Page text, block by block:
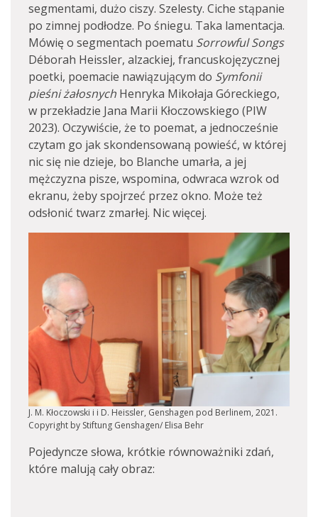
segmentami, dużo ciszy. Szelesty. Ciche stąpanie
po zimnej podłodze. Po śniegu. Taka lamentacja.
Mówię o segmentach poematu Sorrowful Songs
Déborah Heissler, alzackiej, francuskojęzycznej
poetki, poemacie nawiązującym do Symfonii
pieśni żałosnych Henryka Mikołaja Góreckiego,
w przekładzie Jana Marii Kłoczowskiego (PIW
2023). Oczywiście, że to poemat, a jednocześnie
czytam go jak skondensowaną powieść, w której
nic się nie dzieje, bo Blanche umarła, a jej
mężczyzna pisze, wspomina, odwraca wzrok od
ekranu, żeby spojrzeć przez okno. Może też
odsłonić twarz zmarłej. Nic więcej.
J. M. Kłoczowski i i D. Heissler, Genshagen pod Berlinem, 2021.
Copyright by Stiftung Genshagen/ Elisa Behr
Pojedyncze słowa, krótkie równoważniki zdań,
które malują cały obraz: